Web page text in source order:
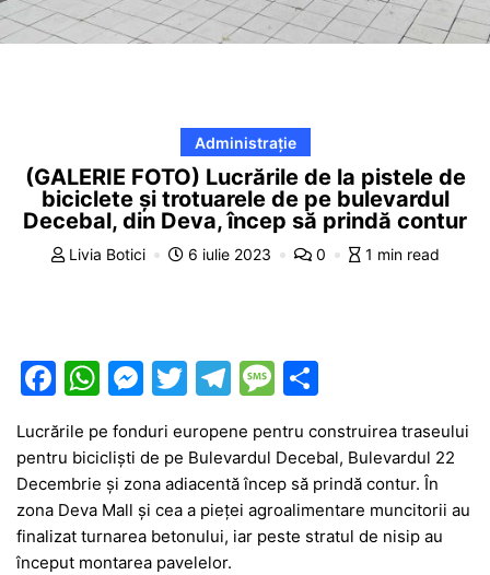
Administrație
(GALERIE FOTO) Lucrările de la pistele de
biciclete și trotuarele de pe bulevardul
Decebal, din Deva, încep să prindă contur
Livia Botici 6 iulie 2023 0 1 min read
F
a
c
e
b
o
W
h
at
s
A
p
M
s
s
e
n
T
itt
er
T
e
gr
a
m
M
s
s
a
g
ta
je
a
z
Lucrările pe fonduri europene pentru construirea traseului
pentru bicicliști de pe Bulevardul Decebal, Bulevardul 22
Decembrie și zona adiacentă încep să prindă contur. În
zona Deva Mall și cea a pieței agroalimentare muncitorii au
finalizat turnarea betonului, iar peste stratul de nisip au
început montarea pavelelor.